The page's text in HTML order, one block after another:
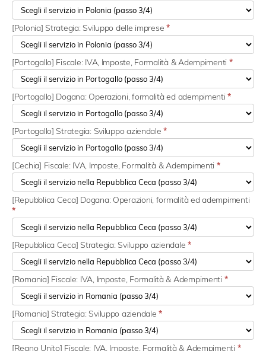
[Polonia] Strategia: Sviluppo delle imprese*
[Portogallo] Fiscale: IVA, Imposte, Formalità & Adempimenti *
[Portogallo] Dogana: Operazioni, formalità ed adempimenti*
[Portogallo] Strategia: Sviluppo aziendale*
[Cechia] Fiscale: IVA, Imposte, Formalità & Adempimenti *
[Repubblica Ceca] Dogana: Operazioni, formalità ed adempimenti
*
[Repubblica Ceca] Strategia: Sviluppo aziendale*
[Romania] Fiscale: IVA, Imposte, Formalità & Adempimenti *
[Romania] Strategia: Sviluppo aziendale*
[Regno Unito] Fiscale: IVA, Imposte, Formalità & Adempimenti *